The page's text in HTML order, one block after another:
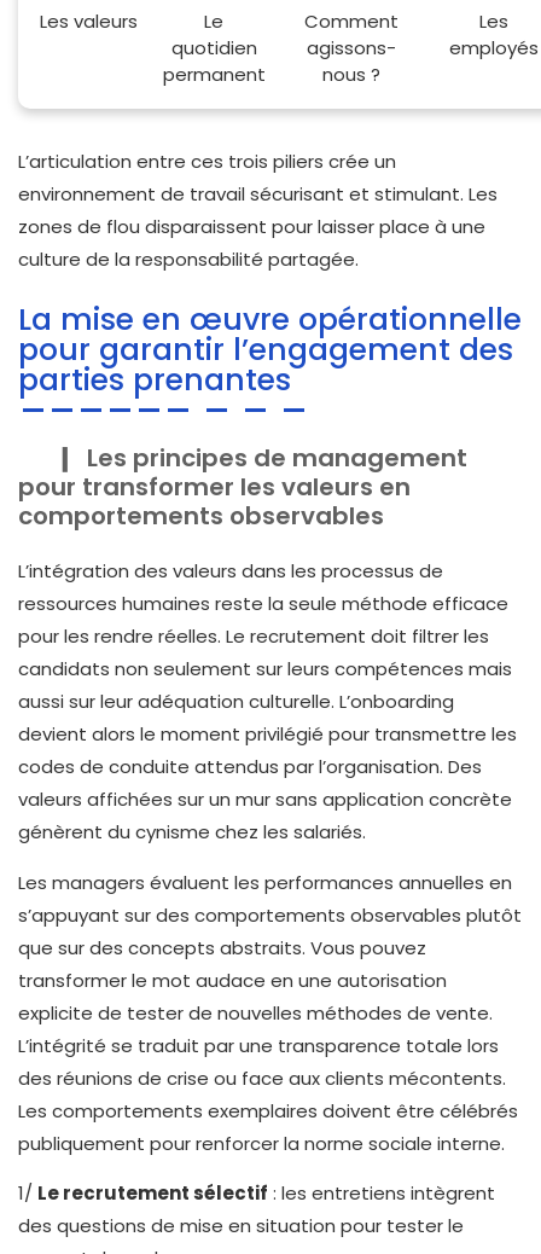
Les valeurs
Le
quotidien
permanent
Comment
agissons-
nous ?
Les
employés
L’articulation entre ces trois piliers crée un
environnement de travail sécurisant et stimulant. Les
zones de flou disparaissent pour laisser place à une
culture de la responsabilité partagée.
La mise en œuvre opérationnelle
pour garantir l’engagement des
parties prenantes
Les principes de management
pour transformer les valeurs en
comportements observables
L’intégration des valeurs dans les processus de
ressources humaines reste la seule méthode efficace
pour les rendre réelles. Le recrutement doit filtrer les
candidats non seulement sur leurs compétences mais
aussi sur leur adéquation culturelle. L’onboarding
devient alors le moment privilégié pour transmettre les
codes de conduite attendus par l’organisation. Des
valeurs affichées sur un mur sans application concrète
génèrent du cynisme chez les salariés.
Les managers évaluent les performances annuelles en
s’appuyant sur des comportements observables plutôt
que sur des concepts abstraits. Vous pouvez
transformer le mot audace en une autorisation
explicite de tester de nouvelles méthodes de vente.
L’intégrité se traduit par une transparence totale lors
des réunions de crise ou face aux clients mécontents.
Les comportements exemplaires doivent être célébrés
publiquement pour renforcer la norme sociale interne.
1/ Le recrutement sélectif : les entretiens intègrent
des questions de mise en situation pour tester le